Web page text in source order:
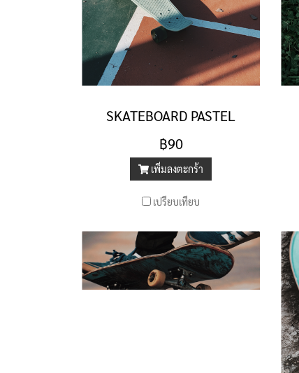
SKATEBOARD PASTEL
฿90
เพิ่มลงตะกร้า
เปรียบเทียบ